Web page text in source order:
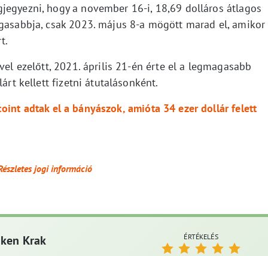
hogy a november 16-i, 18,69 dolláros átlagos
csak 2023. május 8-a mögött marad el, amikor
ezelőtt, 2021. április 21-én érte el a legmagasabb
kellett fizetni átutalásonként.
adtak el a bányászok, amióta 34 ezer dollár felett
jogi információ
Krak ÉRTÉKELÉS